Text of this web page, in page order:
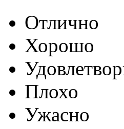
Отлично
Хорошо
Плохо
Ужасно